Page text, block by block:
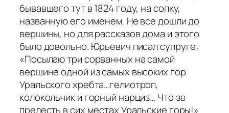
бывавшего тут в 1824 году, на сопку,
названную его именем. Не все дошли до
вершины, но для рассказов дома и этого
было довольно. Юрьевич писал супруге:
«Посылаю три сорванных на самой
вершине одной из самых высоких гор
Уральского хребта…гелиотроп,
колокольчик и горный нарциз… Что за
прелесть в сих местах Уральские горы!»